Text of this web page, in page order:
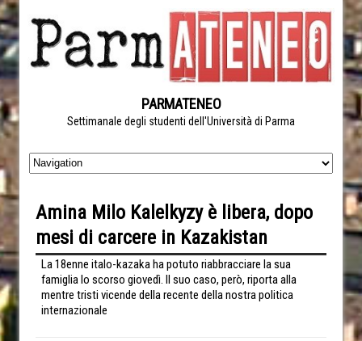
PARMATENEO
Settimanale degli studenti dell'Università di Parma
Amina Milo Kalelkyzy è libera, dopo
mesi di carcere in Kazakistan
La 18enne italo-kazaka ha potuto riabbracciare la sua
famiglia lo scorso giovedì. Il suo caso, però, riporta alla
mentre tristi vicende della recente della nostra politica
internazionale